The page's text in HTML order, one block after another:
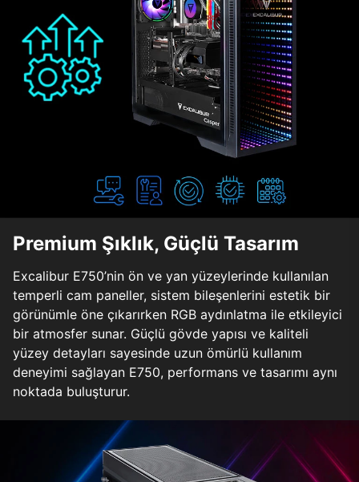
Premium Şıklık, Güçlü Tasarım
Excalibur E750’nin ön ve yan yüzeylerinde kullanılan
temperli cam paneller, sistem bileşenlerini estetik bir
görünümle öne çıkarırken RGB aydınlatma ile etkileyici
bir atmosfer sunar. Güçlü gövde yapısı ve kaliteli
yüzey detayları sayesinde uzun ömürlü kullanım
deneyimi sağlayan E750, performans ve tasarımı aynı
noktada buluşturur.